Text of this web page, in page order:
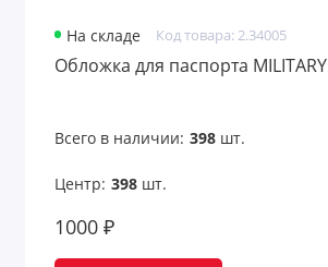
На складе Код товара: 2.34005
Обложка для паспорта MILITARY
Всего в наличии: 398шт.
Центр: 398шт.
1000 ₽